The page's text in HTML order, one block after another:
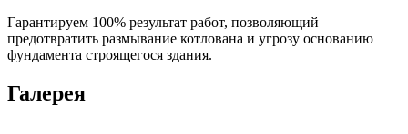
Гарантируем 100% результат работ, позволяющий
предотвратить размывание котлована и угрозу основанию
фундамента строящегося здания.
Галерея